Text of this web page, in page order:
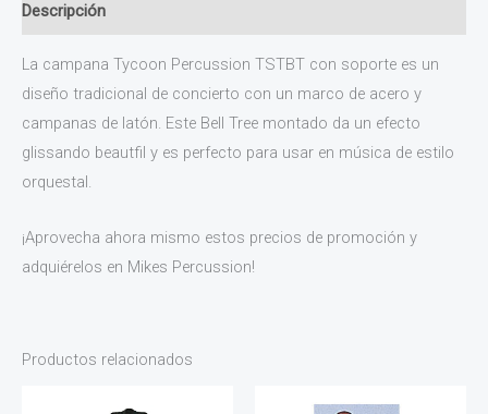
Descripción
La campana Tycoon Percussion TSTBT con soporte es un
diseño tradicional de concierto con un marco de acero y
campanas de latón. Este Bell Tree montado da un efecto
glissando beautfil y es perfecto para usar en música de estilo
orquestal.
¡Aprovecha ahora mismo estos precios de promoción y
adquiérelos en Mikes Percussion!
Productos relacionados